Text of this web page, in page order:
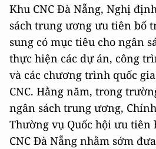
Khu CNC Đà Nẵng, Nghị
sách trung ương ưu tiên bố
sung có mục tiêu cho ngân
thực hiện các dự án, công
và các chương trình quốc
CNC. Hằng năm, trong
ngân sách trung ương,
Thường vụ Quốc hội ưu tiên
CNC Đà Nẵng nhằm sớm